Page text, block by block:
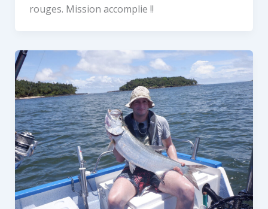
rouges. Mission accomplie !!